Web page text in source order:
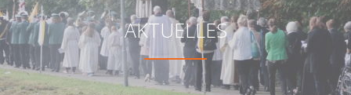
AKTUELLES